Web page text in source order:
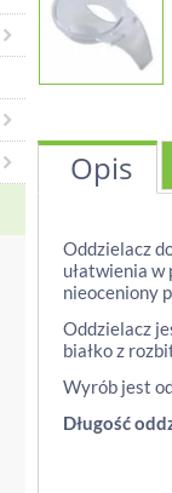
Opis
Oddzielacz
ułatwienia
nieoceniony
Oddzielacz
białko z
Wyrób jest
Długość